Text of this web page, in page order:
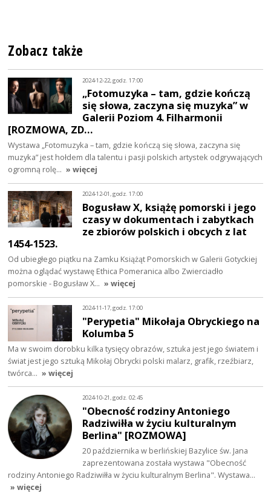
Zobacz także
2024-12-22, godz. 17:00
„Fotomuzyka – tam, gdzie kończą
się słowa, zaczyna się muzyka” w
Galerii Poziom 4. Filharmonii
[ROZMOWA, ZD…
Wystawa „Fotomuzyka – tam, gdzie kończą się słowa, zaczyna się
muzyka” jest hołdem dla talentu i pasji polskich artystek odgrywających
ogromną rolę… » więcej
2024-12-01, godz. 17:00
Bogusław X, książę pomorski i jego
czasy w dokumentach i zabytkach
ze zbiorów polskich i obcych z lat
1454-1523.
Od ubiegłego piątku na Zamku Książąt Pomorskich w Galerii Gotyckiej
można oglądać wystawę Ethica Pomeranica albo Zwierciadło
pomorskie - Bogusław X… » więcej
2024-11-17, godz. 17:00
"Perypetia" Mikołaja Obryckiego na
Kolumba 5
Ma w swoim dorobku kilka tysięcy obrazów, sztuka jest jego światem i
świat jest jego sztuką Mikołaj Obrycki polski malarz, grafik, rzeźbiarz,
twórca… » więcej
2024-10-21, godz. 02:45
"Obecność rodziny Antoniego
Radziwiłła w życiu kulturalnym
Berlina" [ROZMOWA]
20 października w berlińskiej Bazylice św. Jana
zaprezentowana została wystawa "Obecność
rodziny Antoniego Radziwiłła w życiu kulturalnym Berlina". Wystawa…
» więcej